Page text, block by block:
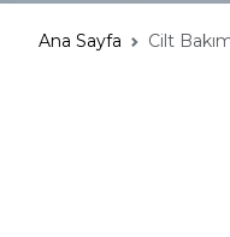
Ana Sayfa Cilt